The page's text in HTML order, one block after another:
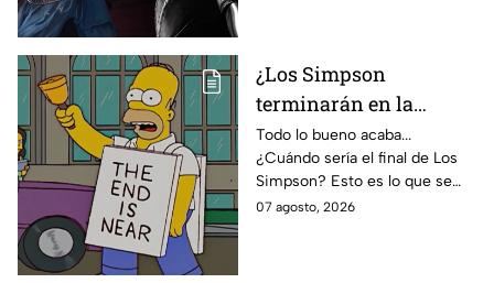
¿Los Simpson
terminarán en la
temporada 40? Actriz
de Bart Simpson da
IMPACTANTE
declaración
Todo lo bueno acaba...
¿Cuándo sería el final de Los
Simpson? Esto es lo que se
sabe:
07 agosto, 2026